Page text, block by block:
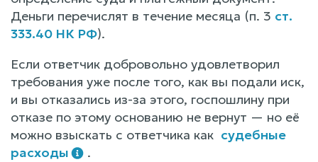
Деньги перечислят в течение месяца (п. 3 ст.
333.40 НК РФ).
Если ответчик добровольно удовлетворил
требования уже после того, как вы подали иск,
и вы отказались из-за этого, госпошлину при
отказе по этому основанию не вернут — но её
можно взыскать с ответчика как судебные
расходы
.